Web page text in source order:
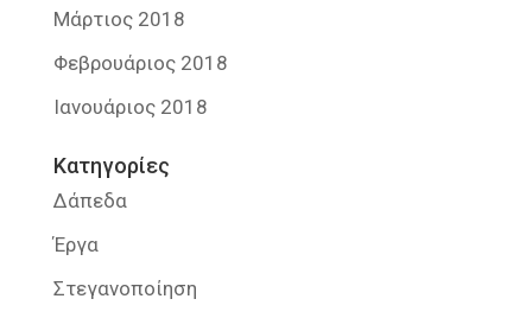
Μάρτιος 2018
Φεβρουάριος 2018
Ιανουάριος 2018
Kατηγορίες
Δάπεδα
Έργα
Στεγανοποίηση